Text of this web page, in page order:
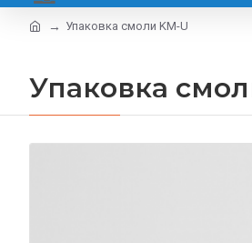
Упаковка смоли KM-U
Упаковка